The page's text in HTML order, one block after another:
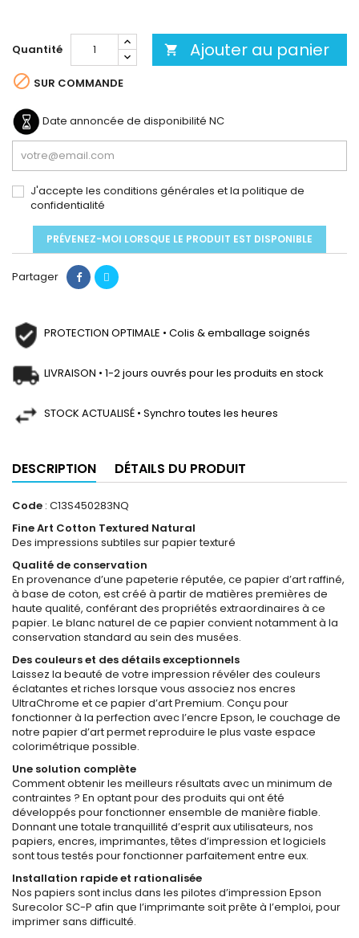
Quantité  Ajouter au panier
 SUR COMMANDE
Date annoncée de disponibilité NC
J'accepte les conditions générales et la politique de
confidentialité
PRÉVENEZ-MOI LORSQUE LE PRODUIT EST DISPONIBLE
Partager
PROTECTION OPTIMALE • Colis & emballage soignés
LIVRAISON • 1-2 jours ouvrés pour les produits en stock
STOCK ACTUALISÉ • Synchro toutes les heures
DESCRIPTION DÉTAILS DU PRODUIT
Code : C13S450283NQ
Fine Art Cotton Textured Natural
Des impressions subtiles sur papier texturé
Qualité de conservation
En provenance d’une papeterie réputée, ce papier d’art raffiné,
à base de coton, est créé à partir de matières premières de
haute qualité, conférant des propriétés extraordinaires à ce
papier. Le blanc naturel de ce papier convient notamment à la
conservation standard au sein des musées.
Des couleurs et des détails exceptionnels
Laissez la beauté de votre impression révéler des couleurs
éclatantes et riches lorsque vous associez nos encres
UltraChrome et ce papier d’art Premium. Conçu pour
fonctionner à la perfection avec l’encre Epson, le couchage de
notre papier d’art permet reproduire le plus vaste espace
colorimétrique possible.
Une solution complète
Comment obtenir les meilleurs résultats avec un minimum de
contraintes ? En optant pour des produits qui ont été
développés pour fonctionner ensemble de manière fiable.
Donnant une totale tranquillité d’esprit aux utilisateurs, nos
papiers, encres, imprimantes, têtes d’impression et logiciels
sont tous testés pour fonctionner parfaitement entre eux.
Installation rapide et rationalisée
Nos papiers sont inclus dans les pilotes d’impression Epson
Surecolor SC-P afin que l’imprimante soit prête à l’emploi, pour
imprimer sans difficulté.